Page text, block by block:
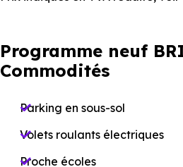
Programme neuf
Commodités
Parking en sous-sol
Volets roulants électriques
Proche écoles